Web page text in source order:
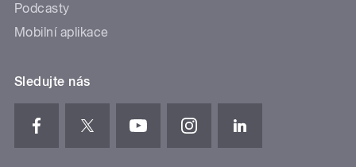
Podcasty
Mobilní aplikace
Sledujte nás